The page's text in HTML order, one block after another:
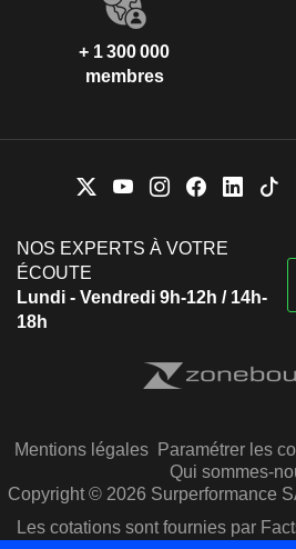
+ 1 300 000
membres
NOS EXPERTS À VOTRE
ÉCOUTE
Lundi - Vendredi 9h-12h / 14h-
18h
Mentions légales Paramétrer les
Qui sommes-
Copyright © 2026 Surperformance
Les cotations sont fournies par